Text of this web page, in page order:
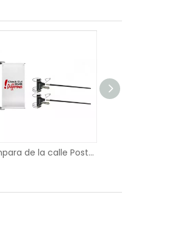
Lámpara de la calle Post Un lado Banner Hanging Fixer